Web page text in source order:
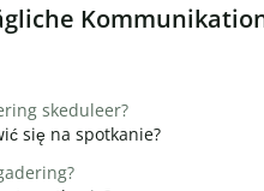
skeduleer?
się na spotkanie?